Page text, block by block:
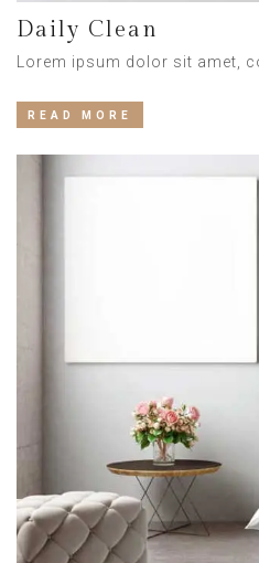
Daily Clean
Lorem ipsum dolor sit amet,
READ MORE